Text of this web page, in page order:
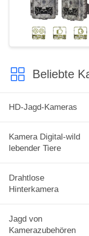
Beliebte
HD-Jagd-Kameras
Kamera Digital-wild
lebender Tiere
Drahtlose
Hinterkamera
Jagd von
Kamerazubehören